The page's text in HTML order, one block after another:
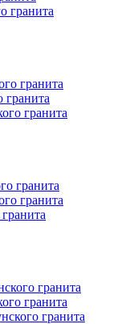
гранита
гранита
гранита
гранита
гранита
гранита
гранита
гранита
гранита